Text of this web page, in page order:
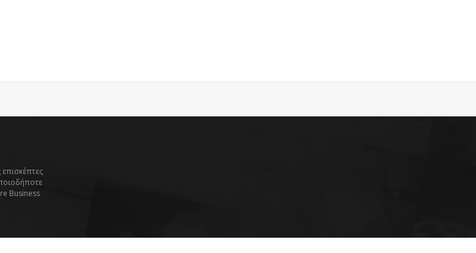
Business